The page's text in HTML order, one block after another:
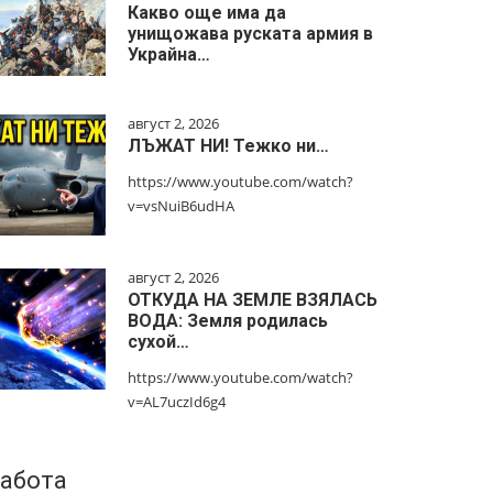
Какво още има да
унищожава руската армия в
Украйна…
август 2, 2026
ЛЪЖАТ НИ! Тежко ни…
https://www.youtube.com/watch?
v=vsNuiB6udHA
август 2, 2026
ОТКУДА НА ЗЕМЛЕ ВЗЯЛАСЬ
ВОДА: Земля родилась
сухой…
https://www.youtube.com/watch?
v=AL7uczId6g4